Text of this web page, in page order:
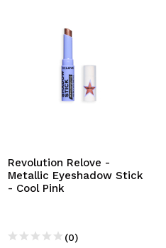
Revolution Relove -
Metallic Eyeshadow Stick
- Cool Pink
(0)